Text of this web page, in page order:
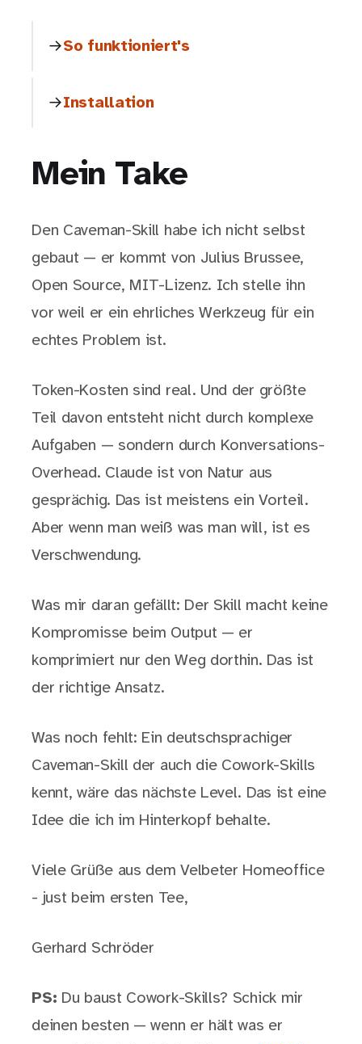
So funktioniert's
Installation
Mein Take
Den Caveman-Skill habe ich nicht selbst
gebaut — er kommt von Julius Brussee,
Open Source, MIT-Lizenz. Ich stelle ihn
vor weil er ein ehrliches Werkzeug für ein
echtes Problem ist.
Token-Kosten sind real. Und der größte
Teil davon entsteht nicht durch komplexe
Aufgaben — sondern durch Konversations-
Overhead. Claude ist von Natur aus
gesprächig. Das ist meistens ein Vorteil.
Aber wenn man weiß was man will, ist es
Verschwendung.
Was mir daran gefällt: Der Skill macht keine
Kompromisse beim Output — er
komprimiert nur den Weg dorthin. Das ist
der richtige Ansatz.
Was noch fehlt: Ein deutschsprachiger
Caveman-Skill der auch die Cowork-Skills
kennt, wäre das nächste Level. Das ist eine
Idee die ich im Hinterkopf behalte.
Viele Grüße aus dem Velbeter Homeoffice
- just beim ersten Tee,
Gerhard Schröder
PS: Du baust Cowork-Skills? Schick mir
deinen besten — wenn er hält was er